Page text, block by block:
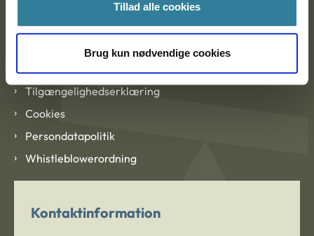
Tillad alle cookies
Brug kun nødvendige cookies
Tilgængelighedserklæring
Cookies
Persondatapolitik
Whistleblowerordning
Kontaktinformation